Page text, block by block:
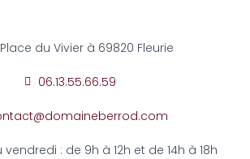
du Vivier à 69820 Fleurie
06.13.55.66.59
vendredi : de 9h à 12h et de 14h à 18h